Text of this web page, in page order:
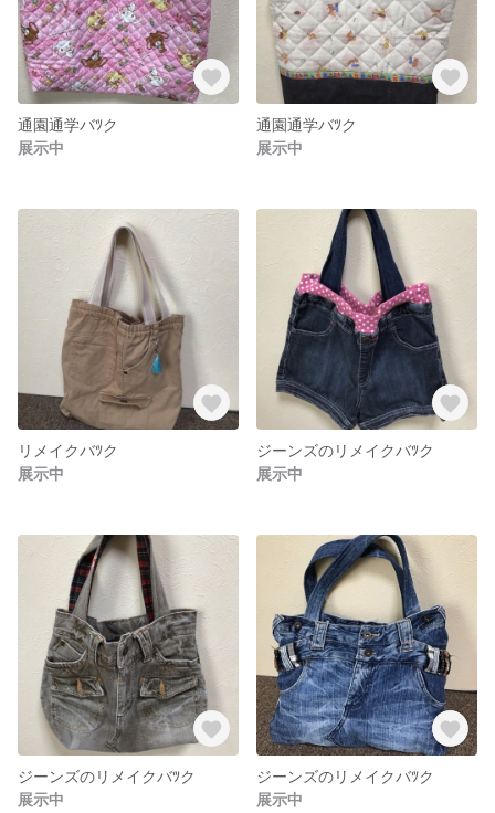
通園通学バﾂク
展示中
通園通学バﾂク
展示中
リメイクバﾂク
展示中
ジーンズのリメイクバﾂク
展示中
ジーンズのリメイクバﾂク
展示中
ジーンズのリメイクバﾂク
展示中